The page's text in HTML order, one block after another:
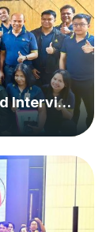
Interview